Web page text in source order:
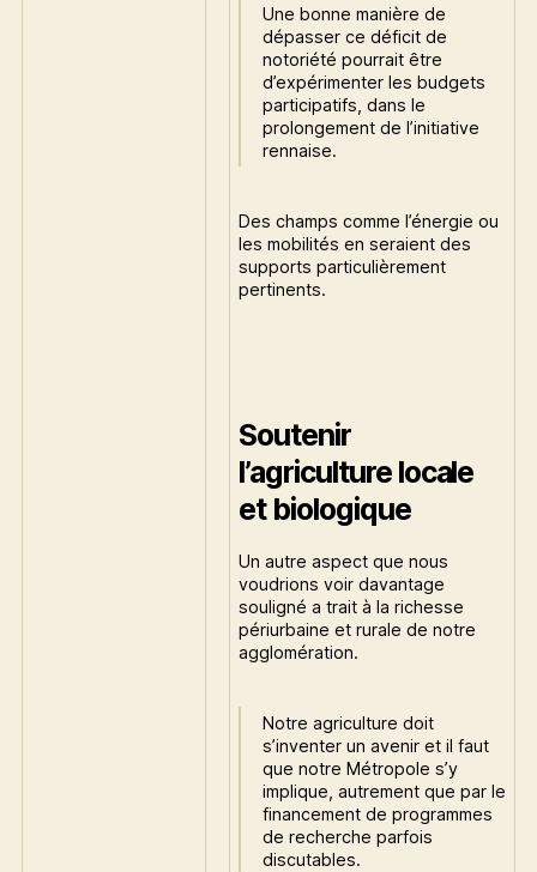
Une bonne manière de
dépasser ce déficit de
notoriété pourrait être
d’expérimenter les budgets
participatifs, dans le
prolongement de l’initiative
rennaise.
Des champs comme l’énergie ou
les mobilités en seraient des
supports particulièrement
pertinents.
Soutenir
l’agriculture locale
et biologique
Un autre aspect que nous
voudrions voir davantage
souligné a trait à la richesse
périurbaine et rurale de notre
agglomération.
Notre agriculture doit
s’inventer un avenir et il faut
que notre Métropole s’y
implique, autrement que par le
financement de programmes
de recherche parfois
discutables.